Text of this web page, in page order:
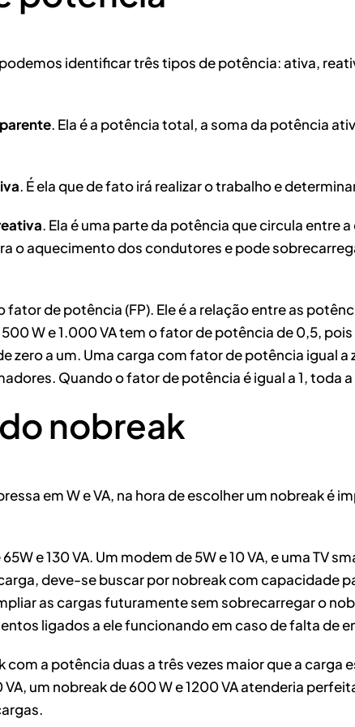
identificar três tipos de potência: ativa,
. Ela é a potência total, a soma da potência
. É ela que de fato irá realizar o trabalho e
. Ela é uma parte da potência que circula entre
o aquecimento dos condutores e pode
de potência (FP). Ele é a relação entre as
W e 1.000 VA tem o fator de potência de 0,5,
zero a um. Uma carga com fator de potência igual
Quando o fator de potência é igual a 1, toda
nobreak
em W e VA, na hora de escolher um nobreak é
e 130 VA. Um modem de 5W e 10 VA, e uma TV
deve-se buscar por nobreak com capacidade
as cargas futuramente sem sobrecarregar o
ligados a ele funcionando em caso de falta de
a potência duas a três vezes maior que a
um nobreak de 600 W e 1200 VA atenderia